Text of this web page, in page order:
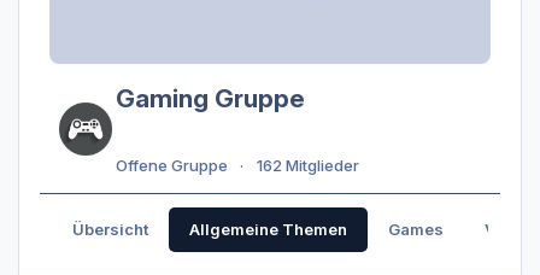
Gaming Gruppe
Offene Gruppe 162 Mitglieder
Übersicht Allgemeine Themen Games